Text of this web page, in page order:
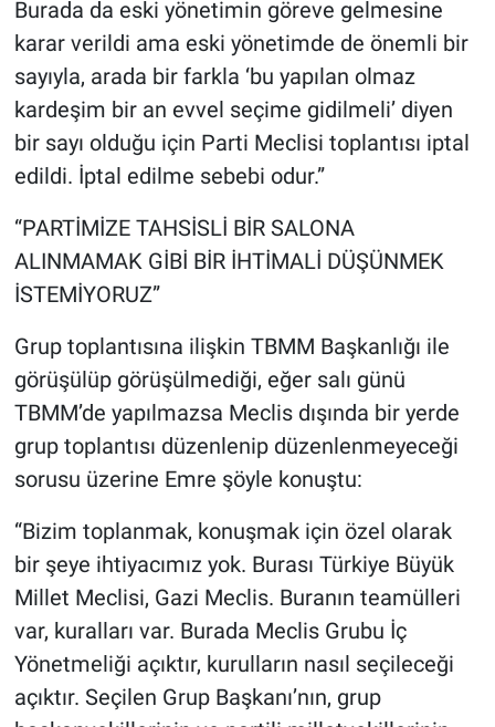
Burada da eski yönetimin göreve gelmesine
karar verildi ama eski yönetimde de önemli bir
sayıyla, arada bir farkla ‘bu yapılan olmaz
kardeşim bir an evvel seçime gidilmeli’ diyen
bir sayı olduğu için Parti Meclisi toplantısı iptal
edildi. İptal edilme sebebi odur.”
“PARTİMİZE TAHSİSLİ BİR SALONA
ALINMAMAK GİBİ BİR İHTİMALİ DÜŞÜNMEK
İSTEMİYORUZ”
Grup toplantısına ilişkin TBMM Başkanlığı ile
görüşülüp görüşülmediği, eğer salı günü
TBMM’de yapılmazsa Meclis dışında bir yerde
grup toplantısı düzenlenip düzenlenmeyeceği
sorusu üzerine Emre şöyle konuştu:
“Bizim toplanmak, konuşmak için özel olarak
bir şeye ihtiyacımız yok. Burası Türkiye Büyük
Millet Meclisi, Gazi Meclis. Buranın teamülleri
var, kuralları var. Burada Meclis Grubu İç
Yönetmeliği açıktır, kurulların nasıl seçileceği
açıktır. Seçilen Grup Başkanı’nın, grup